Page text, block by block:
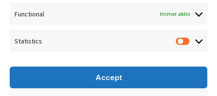
Functional Immer aktiv
Statistics
Accept